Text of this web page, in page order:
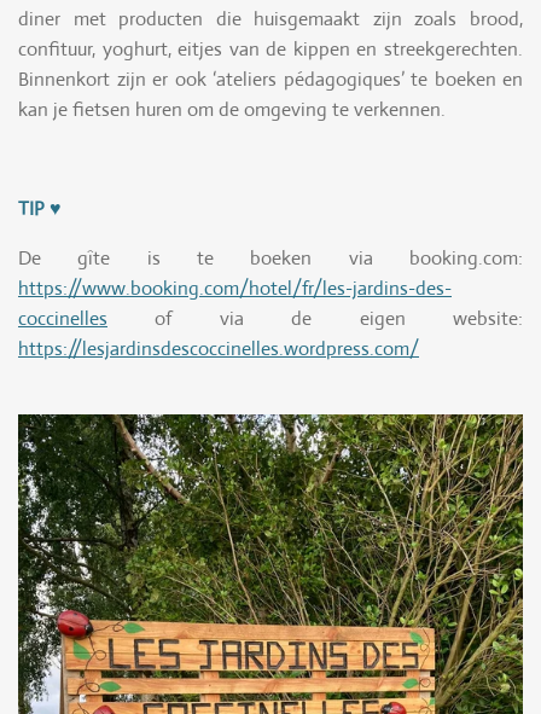
diner met producten die huisgemaakt zijn zoals brood,
confituur, yoghurt, eitjes van de kippen en streekgerechten.
Binnenkort zijn er ook ‘ateliers pédagogiques’ te boeken en
kan je fietsen huren om de omgeving te verkennen.
TIP♥
De gîte is te boeken via booking.com:
https://www.booking.com/hotel/fr/les-jardins-des-
coccinelles of via de eigen website:
https://lesjardinsdescoccinelles.wordpress.com/